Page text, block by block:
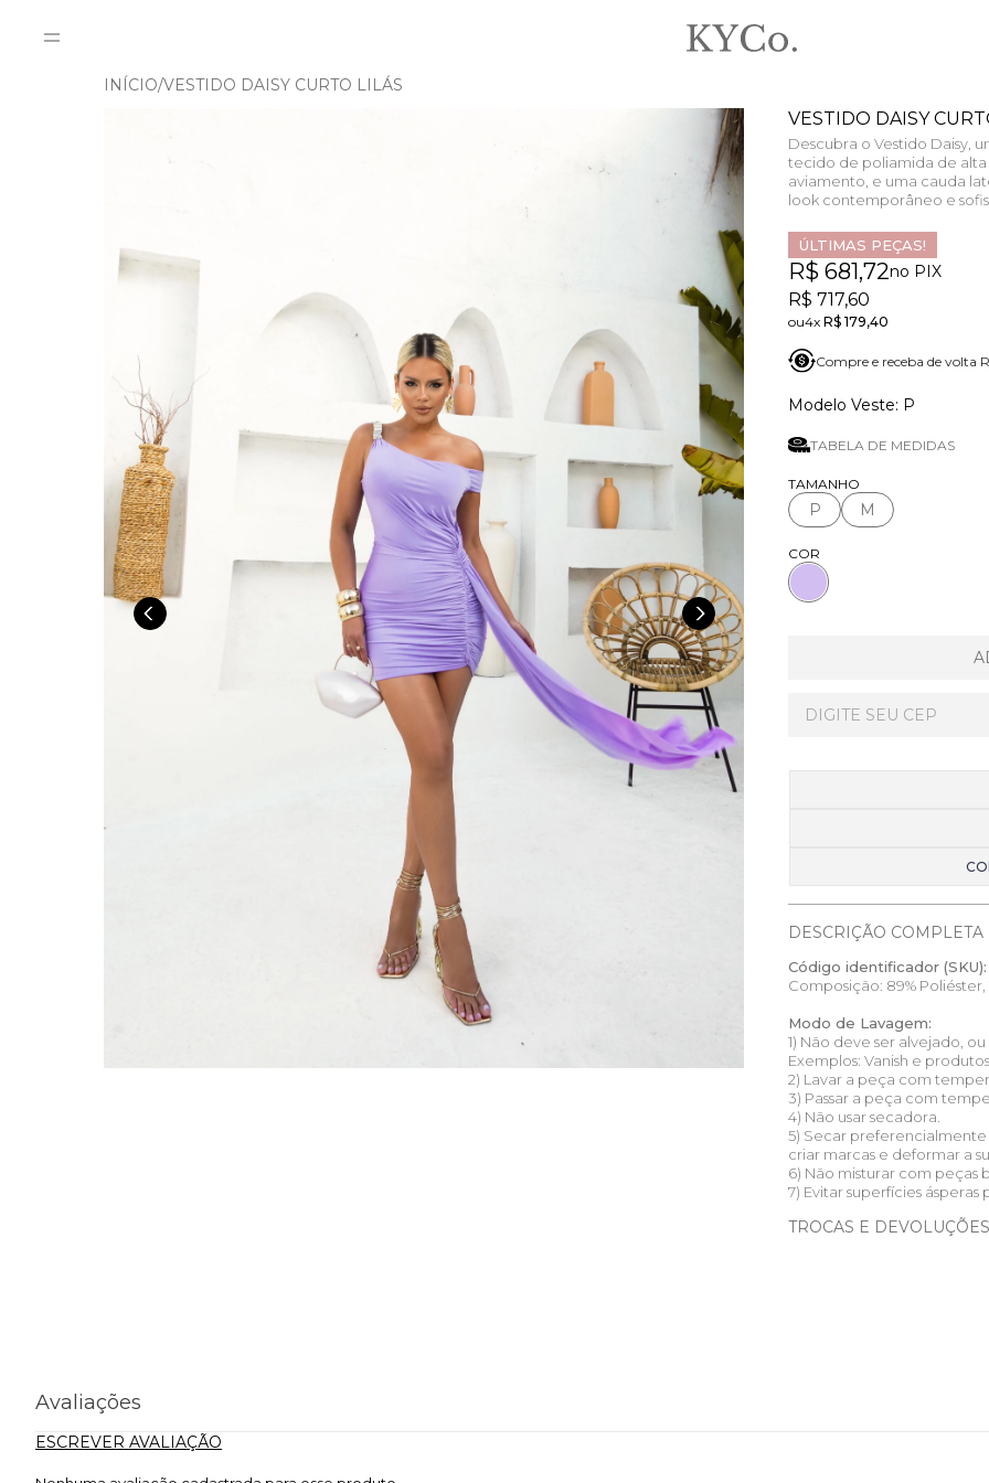
INÍCIO VESTIDO DAISY CURTO LILÁS
VESTIDO DAISY
Descubra o Vestido Daisy,
tecido de poliamida de
aviamento, e uma cauda
look contemporâneo e
ÚLTIMAS PEÇAS!
R$ 681,72no PIX
R$ 717,60
4xR$ 179,40
Compre e receba de volta
P
TABELA DE MEDIDAS
TAMANHO
P M
COR
DESCRIÇÃO COMPLETA
Código identificador (SKU):
Composição: 89% Poliéster,
Modo de Lavagem:
1) Não deve ser alvejado,
Exemplos: Vanish e
2) Lavar a peça com
3) Passar a peça com
4) Não usar secadora.
5) Secar
criar marcas e deformar a
6) Não misturar com peças
7) Evitar superfícies
TROCAS E
Avaliações
ESCREVER AVALIAÇÃO